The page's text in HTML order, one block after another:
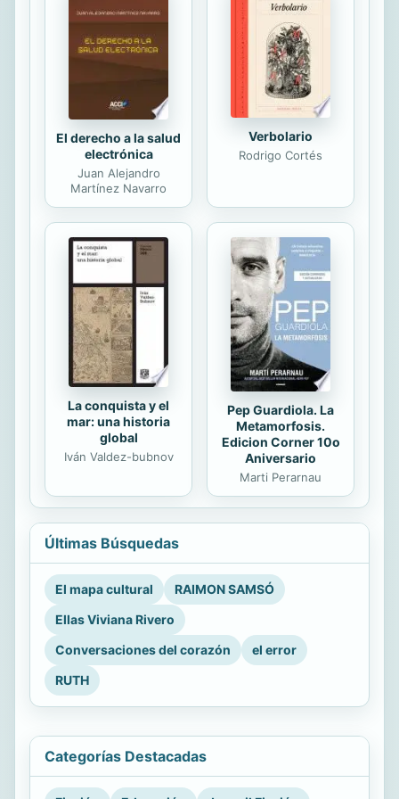
una importancia que antes no tenían,
sobre todo cuando son las empresas
las que opinan sobre los requisitos
que deben cumplir los titulados
El derecho a la salud
electrónica
Juan Alejandro
Martínez Navarro
Verbolario
Rodrigo Cortés
La conquista y el
mar: una historia
global
Iván Valdez-bubnov
Pep Guardiola. La
Metamorfosis.
Edicion Corner 10o
Aniversario
Marti Perarnau
Últimas Búsquedas
El mapa cultural
RAIMON SAMSÓ
Ellas Viviana Rivero
Conversaciones del corazón
el error
RUTH
Categorías Destacadas